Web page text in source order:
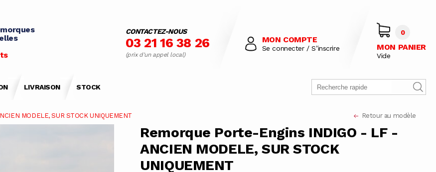
CONTACTEZ-NOUS
03 21 16 38 26
(prix d'un appel local)
MON COMPTE
Se connecter / S’inscrire
0
MON PANIER
Vide
LIVRAISON STOCK
MODELE, SUR STOCK UNIQUEMENT Retour au modèle
Remorque Porte-Engins INDIGO - LF -
ANCIEN MODELE, SUR STOCK
UNIQUEMENT